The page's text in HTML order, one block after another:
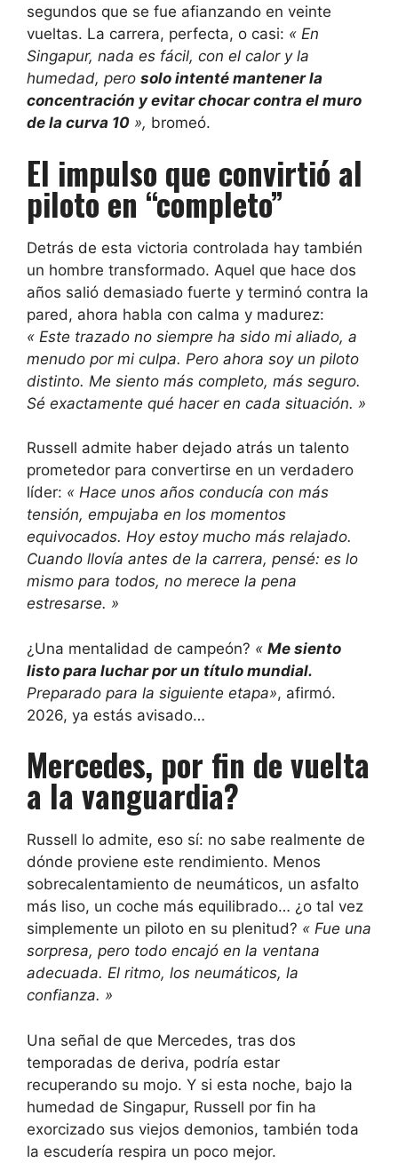
segundos que se fue afianzando en veinte
vueltas. La carrera, perfecta, o casi: « En
Singapur, nada es fácil, con el calor y la
humedad, pero solo intenté mantener la
concentración y evitar chocar contra el muro
de la curva 10 », bromeó.
El impulso que convirtió al
piloto en “completo”
Detrás de esta victoria controlada hay también
un hombre transformado. Aquel que hace dos
años salió demasiado fuerte y terminó contra la
pared, ahora habla con calma y madurez:
« Este trazado no siempre ha sido mi aliado, a
menudo por mi culpa. Pero ahora soy un piloto
distinto. Me siento más completo, más seguro.
Sé exactamente qué hacer en cada situación. »
Russell admite haber dejado atrás un talento
prometedor para convertirse en un verdadero
líder: « Hace unos años conducía con más
tensión, empujaba en los momentos
equivocados. Hoy estoy mucho más relajado.
Cuando llovía antes de la carrera, pensé: es lo
mismo para todos, no merece la pena
estresarse. »
¿Una mentalidad de campeón? « Me siento
listo para luchar por un título mundial.
Preparado para la siguiente etapa», afirmó.
2026, ya estás avisado…
Mercedes, por fin de vuelta
a la vanguardia?
Russell lo admite, eso sí: no sabe realmente de
dónde proviene este rendimiento. Menos
sobrecalentamiento de neumáticos, un asfalto
más liso, un coche más equilibrado… ¿o tal vez
simplemente un piloto en su plenitud? « Fue una
sorpresa, pero todo encajó en la ventana
adecuada. El ritmo, los neumáticos, la
confianza. »
Una señal de que Mercedes, tras dos
temporadas de deriva, podría estar
recuperando su mojo. Y si esta noche, bajo la
humedad de Singapur, Russell por fin ha
exorcizado sus viejos demonios, también toda
la escudería respira un poco mejor.